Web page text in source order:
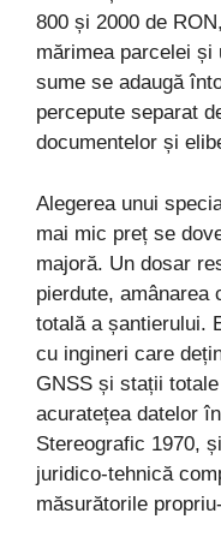
800 și 2000 de
mărimea parcelei
sume se adaugă
percepute separat
documentelor și
Alegerea unui
mai mic preț se
majoră. Un dosar
pierdute, amânarea
totală a șantierului.
cu ingineri care
GNSS și stații
acuratețea datelor
Stereografic 1970,
juridico-tehnică
măsurătorile